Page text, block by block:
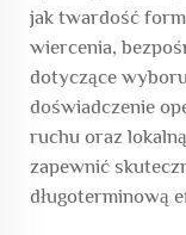
jak twardość
wiercenia,
dotyczące
doświadczenie
ruchu oraz
zapewnić
długoterminową